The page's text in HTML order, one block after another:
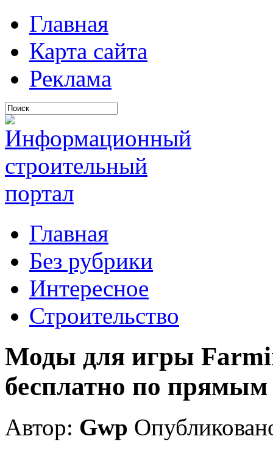
Главная
Карта сайта
Реклама
Главная
Без рубрики
Интересное
Строительство
Моды для игры
бесплатно по
Автор: Gwp